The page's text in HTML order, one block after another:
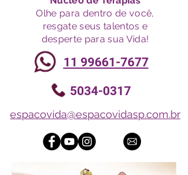
Olhe para dentro de você,
resgate seus talentos e
desperte para sua Vida!
5034-0317
11 99661-7677
espacovida@espacovidasp.com.br